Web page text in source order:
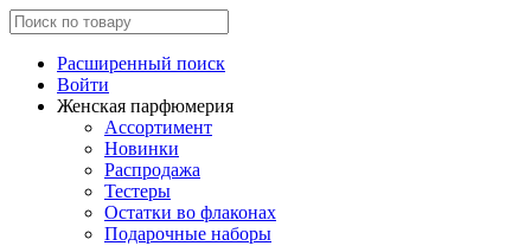
Расширенный поиск
Войти
Женская парфюмерия
Ассортимент
Новинки
Распродажа
Тестеры
Остатки во флаконах
Подарочные наборы